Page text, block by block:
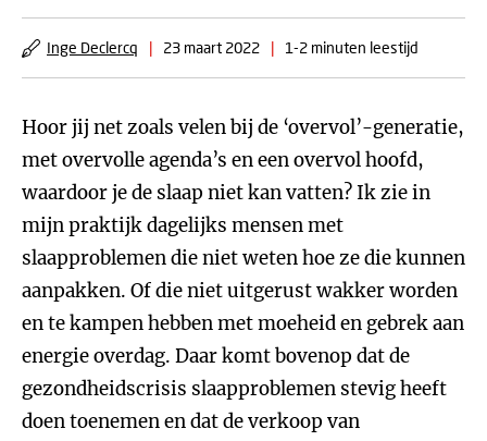
Inge Declercq | 23 maart 2022 | 1-2 minuten leestijd
Hoor jij net zoals velen bij de ‘overvol’-generatie,
met overvolle agenda’s en een overvol hoofd,
waardoor je de slaap niet kan vatten? Ik zie in
mijn praktijk dagelijks mensen met
slaapproblemen die niet weten hoe ze die kunnen
aanpakken. Of die niet uitgerust wakker worden
en te kampen hebben met moeheid en gebrek aan
energie overdag. Daar komt bovenop dat de
gezondheidscrisis slaapproblemen stevig heeft
doen toenemen en dat de verkoop van